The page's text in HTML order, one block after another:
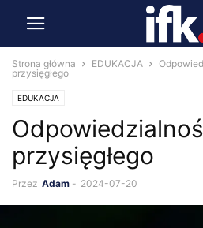
Strona główna EDUKACJA
przysięgłego
EDUKACJA
przysięgłego
Przez Adam - 2024-07-20